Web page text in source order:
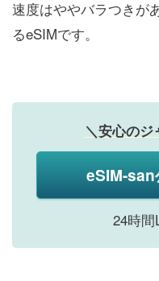
速度はややバラつきが
るeSIMです。
＼安心のジ
eSIM-san
24時